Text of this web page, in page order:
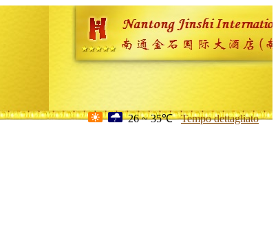
26 ~ 35℃ Tempo dettagliato